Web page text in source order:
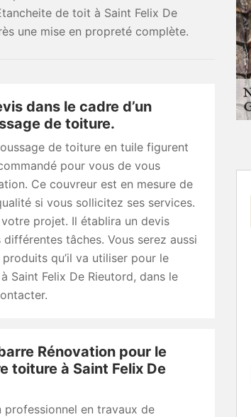
de toit à Saint Felix De
une mise en propreté complète.
dans le cadre d’un
de toiture.
de toiture en tuile figurent
pour vous de vous
Ce couvreur est en mesure de
si vous sollicitez ses services.
projet. Il établira un devis
tâches. Vous serez aussi
qu’il va utiliser pour le
Saint Felix De Rieutord, dans le
Rénovation pour le
toiture à Saint Felix De
professionnel en travaux de